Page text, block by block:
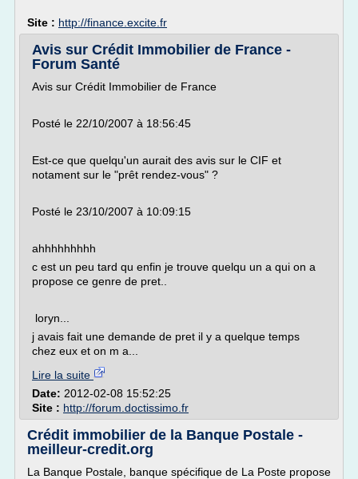
Site : http://finance.excite.fr
Avis sur Crédit Immobilier de France -
Forum Santé
Avis sur Crédit Immobilier de France
Posté le 22/10/2007 à 18:56:45
Est-ce que quelqu'un aurait des avis sur le CIF et
notament sur le "prêt rendez-vous" ?
Posté le 23/10/2007 à 10:09:15
ahhhhhhhhh
c est un peu tard qu enfin je trouve quelqu un a qui on a
propose ce genre de pret..
loryn...
j avais fait une demande de pret il y a quelque temps
chez eux et on m a...
Lire la suite
Date: 2012-02-08 15:52:25
Site : http://forum.doctissimo.fr
Crédit immobilier de la Banque Postale -
meilleur-credit.org
La Banque Postale, banque spécifique de La Poste propose